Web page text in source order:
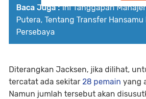
Baca Juga : Ini Tanggapan
Putera, Tentang Transfer Hansamu
Persebaya
Diterangkan Jacksen, jika dilihat,
tercatat ada sekitar 28 pemain yang
Namun jumlah tersebut akan